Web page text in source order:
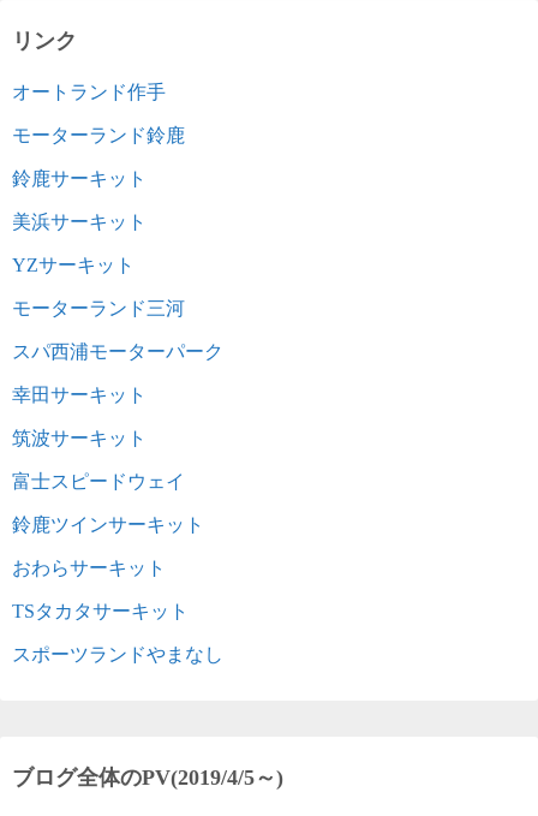
リンク
オートランド作手
モーターランド鈴鹿
鈴鹿サーキット
美浜サーキット
YZサーキット
モーターランド三河
スパ西浦モーターパーク
幸田サーキット
筑波サーキット
富士スピードウェイ
鈴鹿ツインサーキット
おわらサーキット
TSタカタサーキット
スポーツランドやまなし
ブログ全体のPV(2019/4/5～)